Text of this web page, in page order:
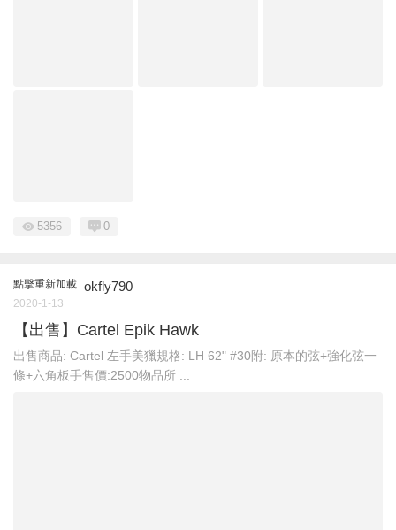
5356 0
點擊重新加載 okfly790
2020-1-13
【出售】Cartel Epik Hawk
出售商品: Cartel 左手美獵規格: LH 62" #30附: 原本的弦+強化弦一
條+六角板手售價:2500物品所 ...